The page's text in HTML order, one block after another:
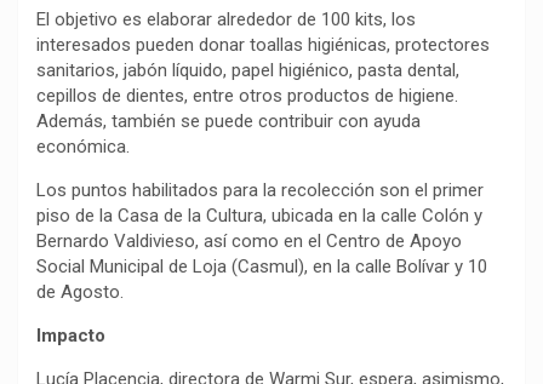
El objetivo es elaborar alrededor de 100 kits, los
interesados pueden donar toallas higiénicas, protectores
sanitarios, jabón líquido, papel higiénico, pasta dental,
cepillos de dientes, entre otros productos de higiene.
Además, también se puede contribuir con ayuda
económica.
Los puntos habilitados para la recolección son el primer
piso de la Casa de la Cultura, ubicada en la calle Colón y
Bernardo Valdivieso, así como en el Centro de Apoyo
Social Municipal de Loja (Casmul), en la calle Bolívar y 10
de Agosto.
Impacto
Lucía Placencia, directora de Warmi Sur, espera, asimismo,